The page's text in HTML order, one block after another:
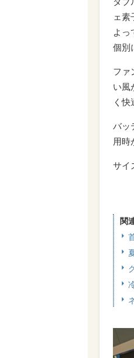
ェ素
よっ
個別
ファ
い風
く
バッ
用時
サイ
関